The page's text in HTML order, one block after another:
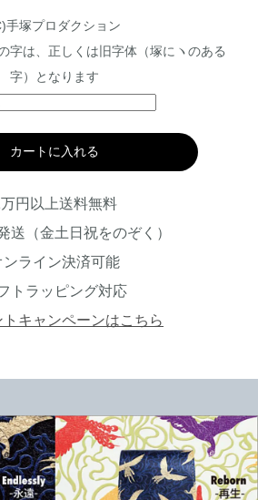
手塚プロダクション
字は、正しくは旧字体（塚にヽのある
字）となります
カートに入れる
円以上送料無料
送（金土日祝をのぞく）
ンライン決済可能
トラッピング対応
トキャンペーンはこちら